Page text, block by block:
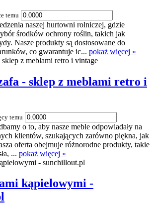
temu
naszej hurtowni rolniczej, gdzie
środków ochrony roślin, takich jak
Nasze produkty są dostosowane do
co gwarantuje ic... pokaż więcej »
- sklep z meblami retro i
temu
o to, aby nasze meble odpowiadały na
klientów, szukających zarówno piękna, jak
oferta obejmuje różnorodne produkty, takie
... pokaż więcej »
kąpielowymi -